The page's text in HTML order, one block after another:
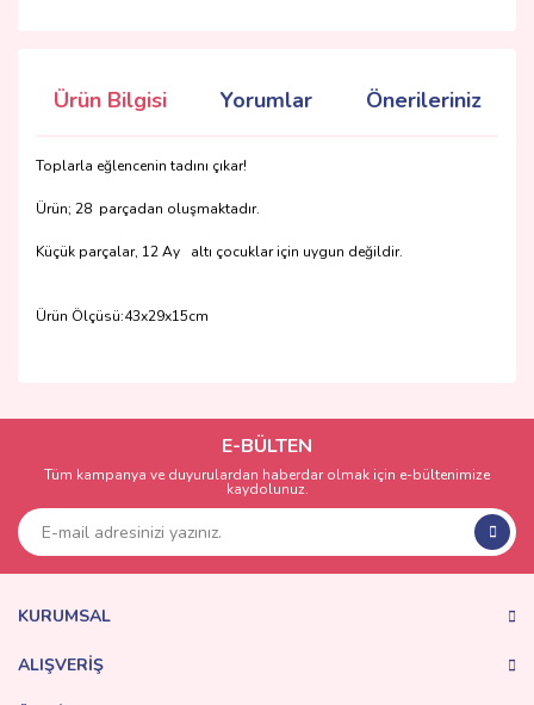
Ürün Bilgisi Yorumlar Önerileriniz
Toplarla eğlencenin tadını çıkar!
Ürün; 28 parçadan oluşmaktadır.
Küçük parçalar, 12 Ay altı çocuklar için uygun değildir.
Ürün Ölçüsü:43x29x15cm
Yorum Yaz
kullanarak tarafımıza iletebilirsiniz.
Görüş ve önerileriniz için teşekkür ederiz.
Ürün açıklamasında eksik bilgiler bulunuyor.
Ürün bilgilerinde hatalar bulunuyor.
E-BÜLTEN
Tüm kampanya ve duyurulardan haberdar olmak için e-bültenimize
kaydolunuz.
KURUMSAL
ALIŞVERİŞ